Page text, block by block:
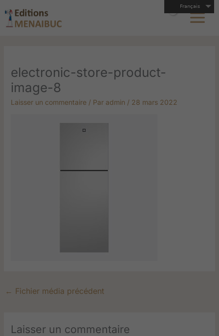
Français
au
contenu
electronic-store-product-
image-8
Laisser un commentaire / Par admin / 28 mars 2022
← Fichier média précédent
Laisser un commentaire